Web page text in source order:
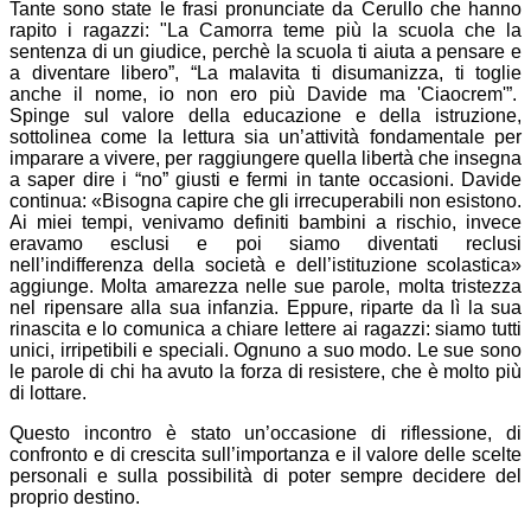
Tante sono state le frasi pronunciate da Cerullo che hanno
rapito i ragazzi: "La Camorra teme più la scuola che la
sentenza di un giudice, perchè la scuola ti aiuta a pensare e
a diventare libero”, “La malavita ti disumanizza, ti toglie
anche il nome, io non ero più Davide ma 'Ciaocrem'”.
Spinge sul valore della educazione e della istruzione,
sottolinea come la lettura sia un’attività fondamentale per
imparare a vivere, per raggiungere quella libertà che insegna
a saper dire i “no” giusti e fermi in tante occasioni. Davide
continua: «Bisogna capire che gli irrecuperabili non esistono.
Ai miei tempi, venivamo definiti bambini a rischio, invece
eravamo esclusi e poi siamo diventati reclusi
nell’indifferenza della società e dell’istituzione scolastica»
aggiunge. Molta amarezza nelle sue parole, molta tristezza
nel ripensare alla sua infanzia. Eppure, riparte da lì la sua
rinascita e lo comunica a chiare lettere ai ragazzi: siamo tutti
unici, irripetibili e speciali. Ognuno a suo modo. Le sue sono
le parole di chi ha avuto la forza di resistere, che è molto più
di lottare.
Questo incontro è stato un’occasione di riflessione, di
confronto e di crescita sull’importanza e il valore delle scelte
personali e sulla possibilità di poter sempre decidere del
proprio destino.